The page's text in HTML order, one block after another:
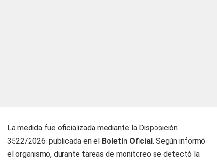
La medida fue oficializada mediante la Disposición
3522/2026, publicada en el Boletín Oficial. Según informó
el organismo, durante tareas de monitoreo se detectó la